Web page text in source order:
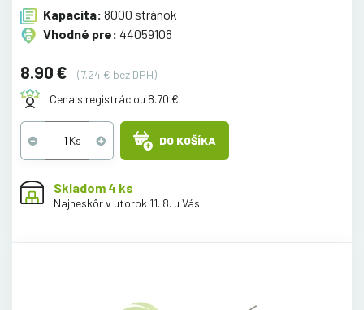
Kapacita: 8000 stránok
Vhodné pre: 44059108
8.90 €
(7.24 € bez DPH)
Cena s registráciou 8.70 €
DO KOŠÍKA
Skladom 4 ks
Najneskôr v utorok 11. 8. u Vás